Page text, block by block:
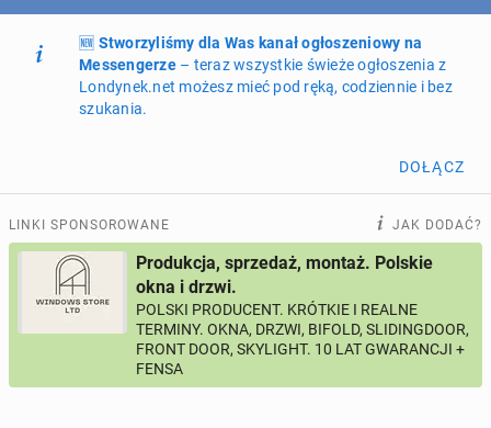
Dodaj ogłoszenie Moje ogłoszenia
Oferta i cennik ogłoszeń
ogłoszenia online
PROFILE KANDYDATÓW 303profile online
USŁUGI 166ogłoszeń online
MOTORYZACJA 12ogłoszeń online
🆕 Stworzyliśmy dla Was kanał ogłoszeniowy na
Messengerze– teraz wszystkie świeże ogłoszenia z
Londynek.net możesz mieć pod ręką, codziennie i bez
szukania.
DOŁĄCZ
LINKI SPONSOROWANE JAK DODAĆ?
Produkcja, sprzedaż, montaż. Polskie
okna i drzwi.
POLSKI PRODUCENT. KRÓTKIE I REALNE
TERMINY. OKNA, DRZWI, BIFOLD, SLIDINGDOOR,
FRONT DOOR, SKYLIGHT. 10 LAT GWARANCJI +
FENSA